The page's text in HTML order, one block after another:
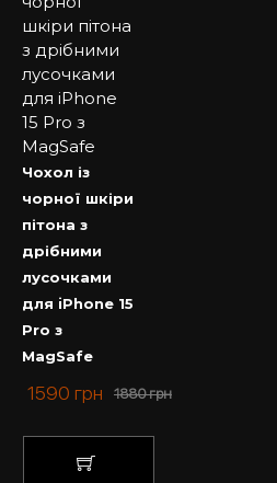
Чохол із
чорної шкіри
пітона з
дрібними
лусочками
для iPhone 15
Pro з
MagSafe
1880грн
1590 грн